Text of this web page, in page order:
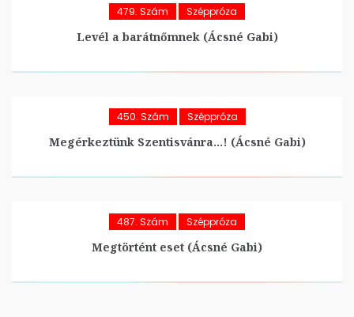
479. Szám Széppróza
Levél a barátnőmnek (Ácsné Gabi)
450. Szám Széppróza
Megérkeztünk Szentisvánra…! (Ácsné Gabi)
487. Szám Széppróza
Megtörtént eset (Ácsné Gabi)